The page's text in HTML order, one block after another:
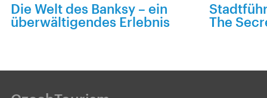
Die Welt des Banksy – ein
überwältigendes Erlebnis
The